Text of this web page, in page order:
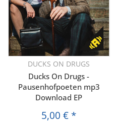
DUCKS ON DRUGS
Ducks On Drugs -
Pausenhofpoeten mp3
Download EP
5,00 € *